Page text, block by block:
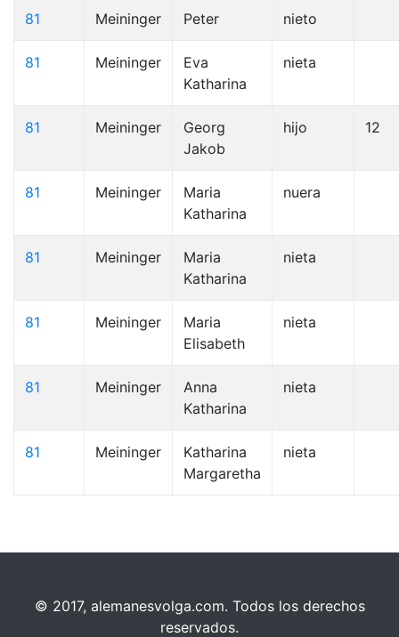
81 Meininger Peter nieto
81 Meininger
Eva
Katharina
nieta
81 Meininger
Georg
Jakob
hijo 12
81 Meininger
Maria
Katharina
nuera
81 Meininger
Maria
Katharina
nieta
81 Meininger
Maria
Elisabeth
nieta
81 Meininger
Anna
Katharina
nieta
81 Meininger
Katharina
Margaretha
nieta
© 2017, alemanesvolga.com. Todos los derechos
reservados.